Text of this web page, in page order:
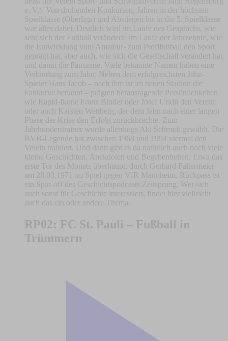
e. V.). Von drohenden Konkursen, Jahren in der höchsten
Spielklasse (Oberliga) und Abstiegen bis in die 5. Spielklasse
war alles dabei. Deutlich wird im Laufe des Gesprächs, wie
sehr sich der Fußball veränderte im Laufe der Jahrzehnte, wie
die Entwicklung vom Amateur- zum Profifußball den Sport
geprägt hat, aber auch, wie sich die Gesellschaft verändert hat
und damit die Fanszene. Viele bekannte Namen haben eine
Verbindung zum Jahn: Neben dem erfolgreichsten Jahn-
Spieler Hans Jacob – nach ihm ist im neuen Stadion die
Fankurve benannt – prägten herausragende Persönlichkeiten
wie Rapid-Ikone Franz Binder oder Josef Uridil den Verein;
oder auch Karsten Wettberg, der dem Jahn nach einer langen
Phase der Krise den Erfolg zurückbrachte. Zum
Jahrhunderttrainer wurde allerdings Aki Schmidt gewählt. Die
BVB-Legende hat zwischen 1968 und 1994 viermal den
Verein trainiert. Und dann gibt es da natürlich auch noch viele
kleine Geschichten, Anekdoten und Begebenheiten. Etwa das
erste Tor des Monats überhaupt, durch Gerhard Faltermeier
am 28.03.1971 im Spiel gegen VfR Mannheim. Rückpass ist
ein Spin-off des Geschichtspodcasts Zeitsprung. Wer sich
auch sonst für Geschichte interessiert, findet hier vielleicht
auch das ein oder andere Thema.
RP02: FC St. Pauli – Fußball in
Trümmern